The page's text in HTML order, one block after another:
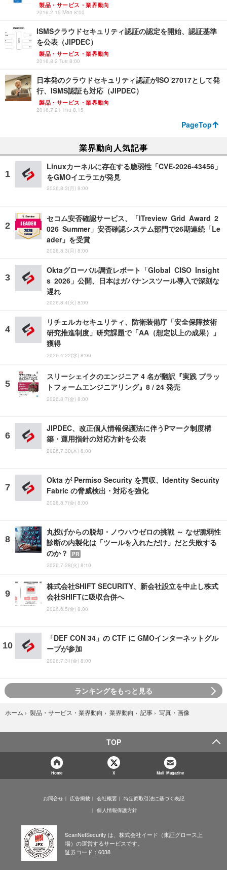
製品・サービス・業界動向
2016.2.15 Mon 8:00
ISMSクラウドセキュリティ認証の認定を開始、認証基準
を公表（JIPDEC）
製品・サービス・業界動向
2016.8.2 Tue 8:00
日本発のクラウドセキュリティ認証がISO 27017として発
行、ISMS認証も対応（JIPDEC）
製品・サービス・業界動向
2016.7.21 Thu 8:15
PageTop
業界動向人気記事
Linuxカーネルに存在する脆弱性「CVE-2026-43456」
をGMOイエラエが発見
2026.8.3(月) 8:00
セコム安否確認サービス、「ITreview Grid Award 2
026 Summer」安否確認システム部門で26期連続「Le
ader」を受賞
2026.8.3(月) 8:00
Oktaグローバル調査レポート「Global CISO Insight
s 2026」公開、日本はガバナンスツール導入で深刻な
遅れ
2026.8.4(火) 8:00
リチェルカセキュリティ、防衛装備庁「安全保障技術
研究推進制度」研究課題で「AA（想定以上の成果）」
獲得
2026.4.22(水) 8:00
スリーシェイクのエンジニア 4 名が翻訳『実践 プラッ
トフォームエンジニアリング』8 / 24 発売
2026.8.7(金) 8:00
JIPDEC、改正個人情報保護法に伴うPマーク制度構
築・運用指針の対応方針を公表
2026.7.30(木) 8:00
Okta が Permiso Security を買収、Identity Security
Fabric の脅威検出・対応を強化
2026.8.7(金) 8:00
丸投げからの脱却・ノウハウゼロの挑戦 ～ なぜ脆弱性
診断の内製化は「ツールを入れただけ」だと失敗する
のか？
PR
2026.7.28(火) 8:10
株式会社SHIFT SECURITY、新会社設立を中止し株式
会社SHIFTに吸収合併へ
2026.6.5(金) 8:00
「DEF CON 34」の CTF に GMOインターネットグル
ープが参加
2026.7.31(金) 8:00
ランキングをもっと見る
ホーム › 製品・サービス・業界動向 › 業界動向 › 記事 › 写真・画像
TOP
Home X Mail Magazine
お問合せ 広告掲載 会社概要
特定商取引法に基づく表記
個人情報保護方針
ScanNetSecurity は、株式会社イード（東証グロース上
場）の運営するサービスです。
証券コード：6038